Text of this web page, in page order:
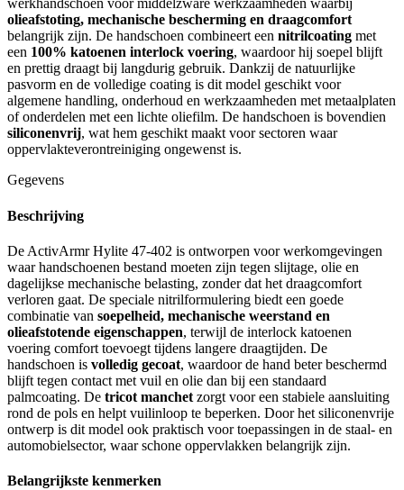
werkhandschoen voor middelzware werkzaamheden waarbij
olieafstoting, mechanische bescherming en draagcomfort
belangrijk zijn. De handschoen combineert een nitrilcoating met
een 100% katoenen interlock voering, waardoor hij soepel blijft
en prettig draagt bij langdurig gebruik. Dankzij de natuurlijke
pasvorm en de volledige coating is dit model geschikt voor
algemene handling, onderhoud en werkzaamheden met metaalplaten
of onderdelen met een lichte oliefilm. De handschoen is bovendien
siliconenvrij, wat hem geschikt maakt voor sectoren waar
oppervlakteverontreiniging ongewenst is.
Gegevens
Beschrijving
De ActivArmr Hylite 47-402 is ontworpen voor werkomgevingen
waar handschoenen bestand moeten zijn tegen slijtage, olie en
dagelijkse mechanische belasting, zonder dat het draagcomfort
verloren gaat. De speciale nitrilformulering biedt een goede
combinatie van soepelheid, mechanische weerstand en
olieafstotende eigenschappen, terwijl de interlock katoenen
voering comfort toevoegt tijdens langere draagtijden. De
handschoen is volledig gecoat, waardoor de hand beter beschermd
blijft tegen contact met vuil en olie dan bij een standaard
palmcoating. De tricot manchet zorgt voor een stabiele aansluiting
rond de pols en helpt vuilinloop te beperken. Door het siliconenvrije
ontwerp is dit model ook praktisch voor toepassingen in de staal- en
automobielsector, waar schone oppervlakken belangrijk zijn.
Belangrijkste kenmerken